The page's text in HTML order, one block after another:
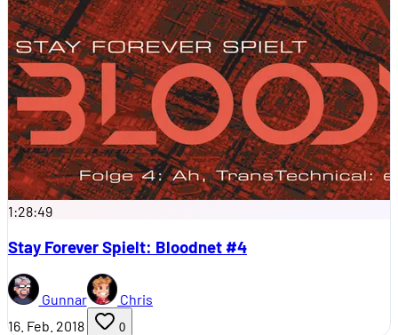
1:28:49
Stay Forever Spielt: Bloodnet #4
Gunnar
Chris
16. Feb. 2018
0